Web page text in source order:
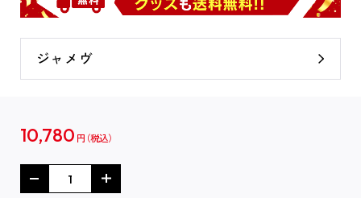
ジャメヴ
10,780 円